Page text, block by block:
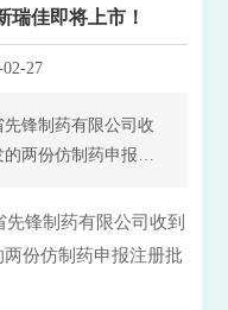
瑞佳即将上市！
02-27
锋制药有限公司收
两份仿制药申报注
锋制药有限公司收到
份仿制药申报注册批